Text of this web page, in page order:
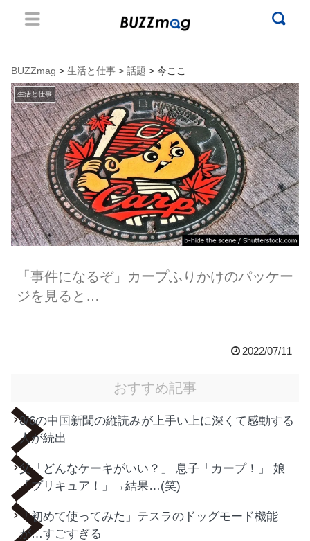
BUZZmag > 生活と仕事 > 話題 > 今ここ
生活と仕事
「事件になるぞ」カープふりかけのパッケー
ジを見ると…
2022/07/11
おすすめ記事
8/6の中国新聞の縦読みが上手い上に深くて感動する
人が続出
父「どんなケーキがいい？」 息子「カープ！」 娘
「プリキュア！」→結果…(笑)
「初めて使ってみた」テスラのドッグモード機能
が…すごすぎる